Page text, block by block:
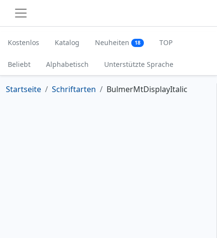
Kostenlos Katalog Neuheiten 18 TOP
Beliebt Alphabetisch Unterstützte Sprache
Startseite Schriftarten BulmerMtDisplayItalic